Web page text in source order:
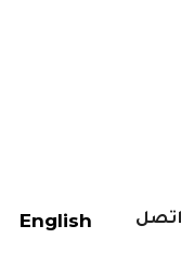
English اتصل